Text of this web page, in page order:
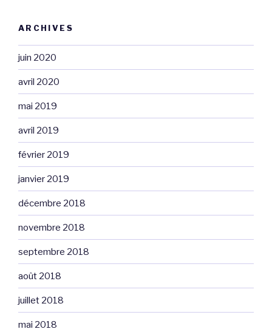
ARCHIVES
juin 2020
avril 2020
mai 2019
avril 2019
février 2019
janvier 2019
décembre 2018
novembre 2018
septembre 2018
août 2018
juillet 2018
mai 2018